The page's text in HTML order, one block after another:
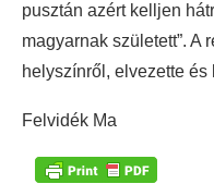
pusztán azért kelljen
magyarnak született”. A
helyszínről, elvezette
Felvidék Ma